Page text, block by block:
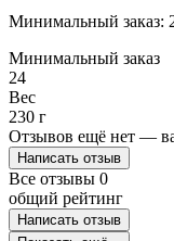
Минимальный заказ:
Минимальный заказ
24
Вес
230 г
Отзывов ещё нет —
Написать отзыв
Все отзывы 0
общий рейтинг
Написать отзыв